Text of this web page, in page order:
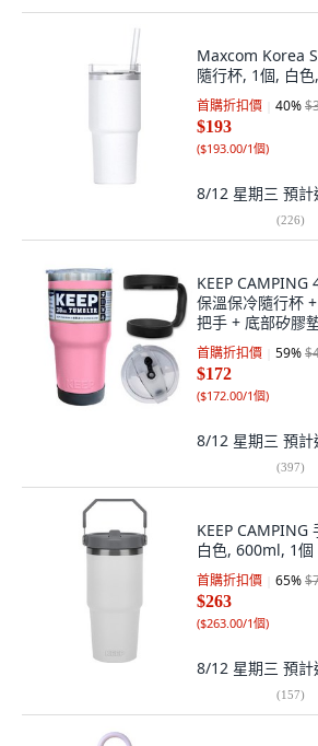
Maxcom Korea
隨行杯, 1個, 白
首購折扣價 40%
$193
($193.00/1個)
8/12 星期三 預計
(226)
KEEP CAMPING
保溫保冷隨行杯
把手 + 底部矽膠
1個
首購折扣價 59%
$172
($172.00/1個)
8/12 星期三 預計
(397)
KEEP CAMPING
白色, 600ml, 1個
首購折扣價 65%
$263
($263.00/1個)
8/12 星期三 預計
(157)